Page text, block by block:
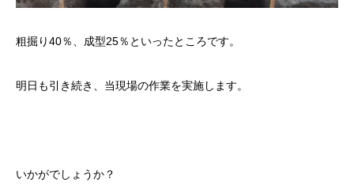
粗掘り40％、成型25％といったところです。
明日も引き続き、当現場の作業を実施します。
いかがでしょうか？